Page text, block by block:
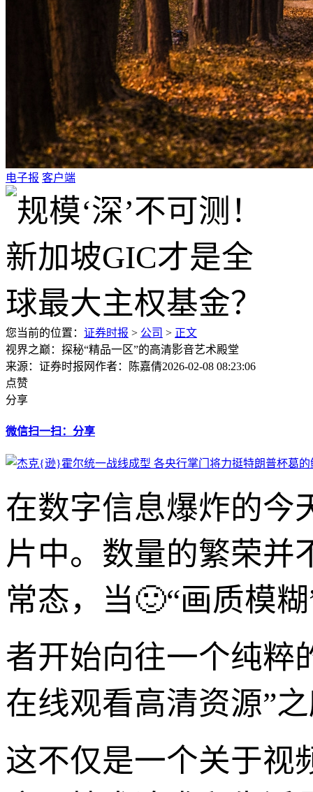
电子报 客户端
您当前的位置： 证券时报 > 公司 > 正文
视界之巅：探秘“精品一区”的高清影音艺术殿堂
来源：证券时报网作者：陈嘉倩2026-02-08 08:23:06
点赞
分享
微信扫一扫：分享
在数字信息爆炸的今
片中。数量的繁荣并
常态，当🙂“画质模
者开始向往一个纯
在线观看高清资源”
这不仅是一个关于视